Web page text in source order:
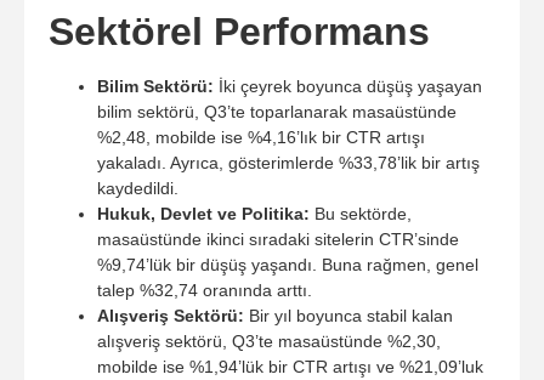
Sektörel Performans
Bilim Sektörü: İki çeyrek boyunca düşüş yaşayan
bilim sektörü, Q3’te toparlanarak masaüstünde
%2,48, mobilde ise %4,16’lık bir CTR artışı
yakaladı. Ayrıca, gösterimlerde %33,78’lik bir artış
kaydedildi.
Hukuk, Devlet ve Politika: Bu sektörde,
masaüstünde ikinci sıradaki sitelerin CTR’sinde
%9,74’lük bir düşüş yaşandı. Buna rağmen, genel
talep %32,74 oranında arttı.
Alışveriş Sektörü: Bir yıl boyunca stabil kalan
alışveriş sektörü, Q3’te masaüstünde %2,30,
mobilde ise %1,94’lük bir CTR artışı ve %21,09’luk